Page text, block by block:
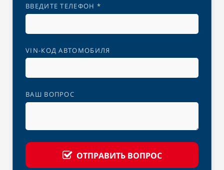
ВВЕДИТЕ ТЕЛЕФОН *
VIN-КОД АВТОМОБИЛЯ
ВАШ ВОПРОС
ОТПРАВИТЬ ВОПРОС